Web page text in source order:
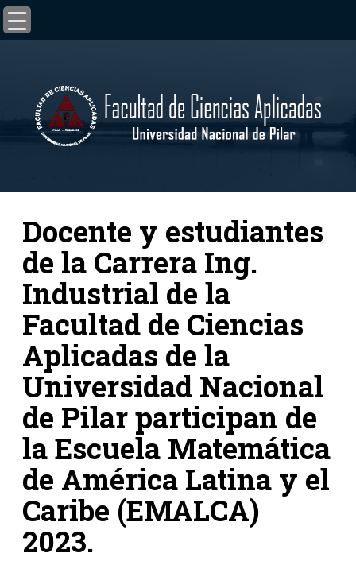
Docente y estudiantes
de la Carrera Ing.
Industrial de la
Facultad de Ciencias
Aplicadas de la
Universidad Nacional
de Pilar participan de
la Escuela Matemática
de América Latina y el
Caribe (EMALCA)
2023.